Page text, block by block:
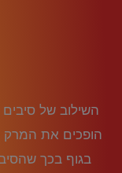
השילוב של
הופכים את המרק
בגוף בכך